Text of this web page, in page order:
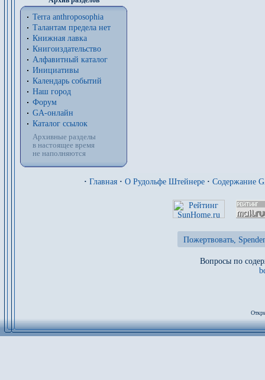
Terra anthroposophia
Талантам предела нет
Книжная лавка
Книгоиздательство
Алфавитный каталог
Инициативы
Календарь событий
Наш город
Форум
GA-онлайн
Каталог ссылок
Архивные разделы
в настоящее время
не наполняются
· Главная · О Рудольфе Штейнере · Содержание
Пожертвовать,
Вопросы по